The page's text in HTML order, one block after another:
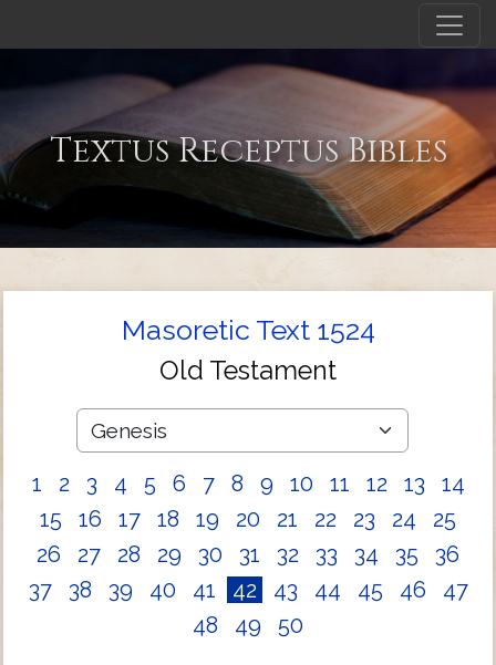
Textus Receptus Bibles
Masoretic Text 1524
Old Testament
1 2 3 4 5 6 7 8 9 10 11 12 13
14
15
16 17 18 19 20 21 22 23 24
25
26
27 28 29 30 31 32 33 34 35
36
37
38 39 40 41 42 43 44 45 46
47
48
49 50